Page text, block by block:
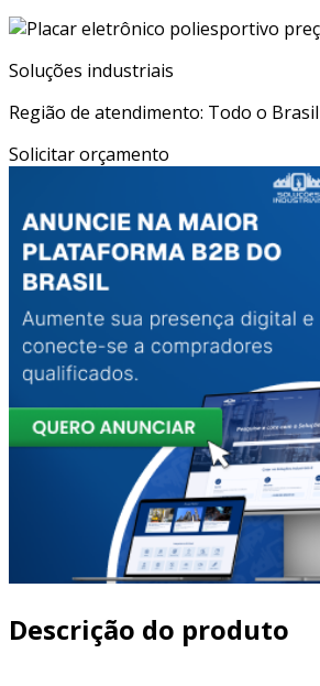
Soluções industriais
Região de atendimento: Todo o Brasil
Solicitar orçamento
Descrição do produto